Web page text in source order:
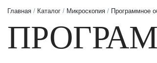
Главная / Каталог / Микроскопия / Программное